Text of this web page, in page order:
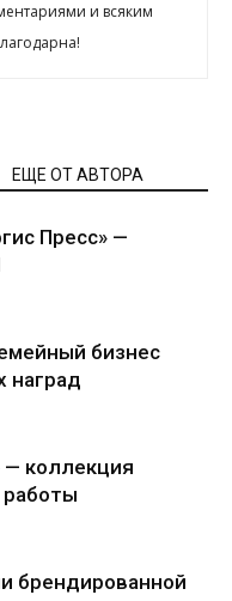
и всяким
ЕЩЕ ОТ АВТОРА
Пресс» —
бизнес
наград
— коллекция
работы
брендированной